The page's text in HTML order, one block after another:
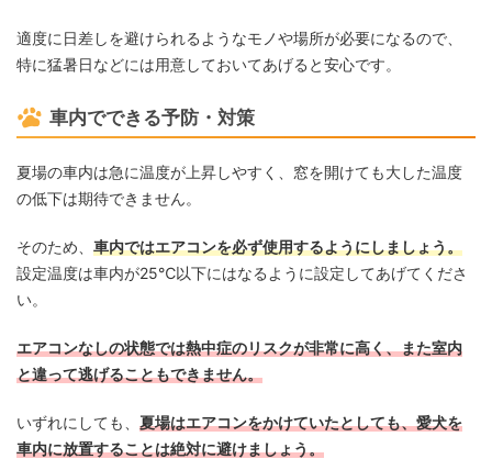
適度に日差しを避けられるようなモノや場所が必要になるので、
特に猛暑日などには用意しておいてあげると安心です。
車内でできる予防・対策
夏場の車内は急に温度が上昇しやすく、窓を開けても大した温度
の低下は期待できません。
そのため、 車内ではエアコンを必ず使用するようにしましょう。
設定温度は車内が25℃以下にはなるように設定してあげてくださ
い。
エアコンなしの状態では熱中症のリスクが非常に高く、また室内
と違って逃げることもできません。
いずれにしても、 夏場はエアコンをかけていたとしても、愛犬を
車内に放置することは絶対に避けましょう。